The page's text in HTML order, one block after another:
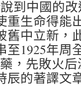
到中國的
重生命得能
舊中立新，
至1925年周
，先敗火
辰的著譯文